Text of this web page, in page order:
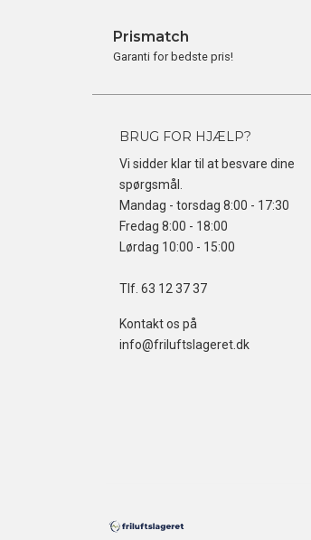
Prismatch
Garanti for bedste pris!
BRUG FOR HJÆLP?
Vi sidder klar til at besvare dine
spørgsmål.
Mandag - torsdag 8:00 - 17:30
Fredag 8:00 - 18:00
Lørdag 10:00 - 15:00
Tlf. 63 12 37 37
Kontakt os på
info@friluftslageret.dk